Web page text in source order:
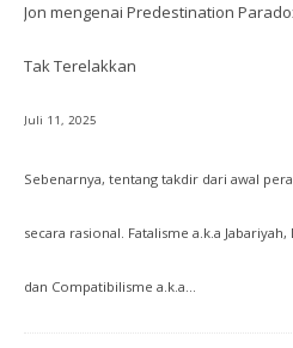
Jon mengenai Predestination
Tak Terelakkan
Juli 11, 2025
Sebenarnya, tentang takdir dari awal
secara rasional. Fatalisme a.k.a
dan Compatibilisme a.k.a…